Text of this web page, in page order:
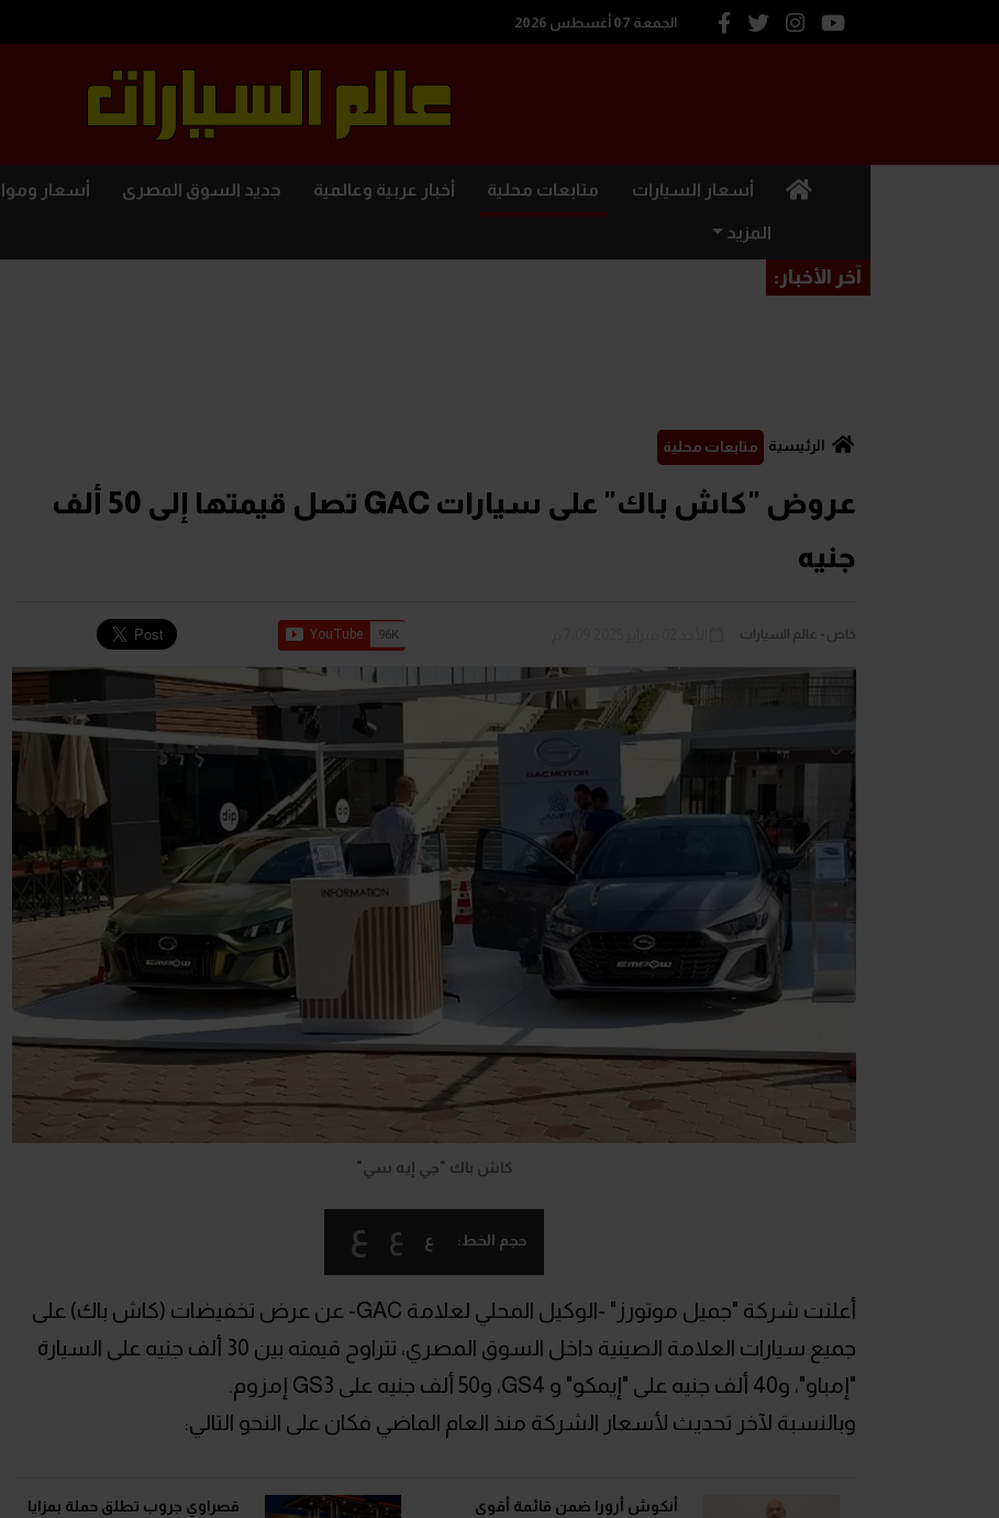
الجمعة 07 أغسطس 2026
(current) أسعار السيارات متابعات محلية أخبار عربية وعالمية جديد السوق المصرى أسعار
المزيد
آخر الأخبار:
الرئيسية متابعات محلية
عروض "كاش باك" على سيارات GAC تصل قيمتها إلى 50 ألف
جنيه
خاص - عالم السيارات
كاش باك "جي إيه سي"
حجم الخط: ع ع ع
أعلنت شركة "جميل موتورز" -الوكيل المحلي لعلامة GAC- عن عرض تخفيضات (كاش باك) على
جميع سيارات العلامة الصينية داخل السوق المصري، تتراوح قيمته بين 30 ألف جنيه على السيارة
"إمباو"، و40 ألف جنيه على "إيمكو" و GS4، و50 ألف جنيه على GS3 إمزوم.
وبالنسبة لآخر تحديث لأسعار الشركة منذ العام الماضي فكان على النحو التالي:
أنكوش أرورا ضمن قائمة أقوى
قصراوي جروب تطلق حملة بمزايا